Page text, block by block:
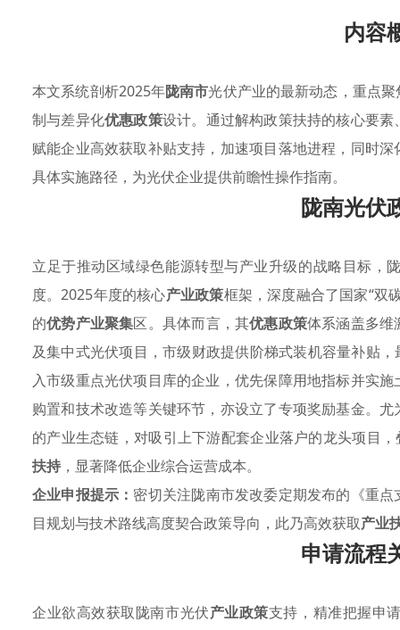
内容
本文系统剖析2025年陇南市光伏产业的最新动态，重点
制与差异化优惠政策设计。通过解构政策扶持的核心要
赋能企业高效获取补贴支持，加速项目落地进程，同时深
具体实施路径，为光伏企业提供前瞻性操作指南。
陇南光伏
立足于推动区域绿色能源转型与产业升级的战略目标，
度。2025年度的核心产业政策框架，深度融合了国家“双
的优势产业聚集区。具体而言，其优惠政策体系涵盖多维
及集中式光伏项目，市级财政提供阶梯式装机容量补贴
入市级重点光伏项目库的企业，优先保障用地指标并实
购置和技术改造等关键环节，亦设立了专项奖励基金。
的产业生态链，对吸引上下游配套企业落户的龙头项目
扶持 ，显著降低企业综合运营成本。
企业申报提示： 密切关注陇南市发改委定期发布的《重
目规划与技术路线高度契合政策导向，此乃高效获取产业
申请流程
企业欲高效获取陇南市光伏产业政策支持，精准把握申